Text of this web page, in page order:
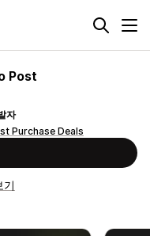
Post
자
Purchase Deals
기